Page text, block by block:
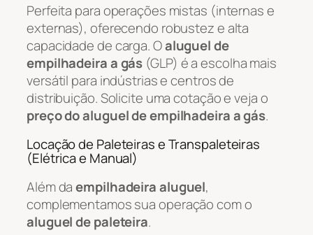
Perfeita para operações mistas (internas e
externas), oferecendo robustez e alta
capacidade de carga. Oaluguel de
empilhadeira a gás (GLP) é a escolha mais
versátil para indústrias e centros de
distribuição. Solicite uma cotação e veja o
preço do aluguel de empilhadeira a gás.
Locação de Paleteiras e Transpaleteiras
(Elétrica e Manual)
Além daempilhadeira aluguel,
complementamos sua operação com o
aluguel de paleteira.